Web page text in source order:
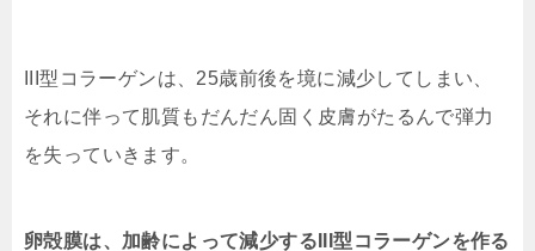
III型コラーゲンは、25歳前後を境に減少してしまい、
それに伴って肌質もだんだん固く皮膚がたるんで弾力
を失っていきます。
卵殻膜は、加齢によって減少するIII型コラーゲンを作る